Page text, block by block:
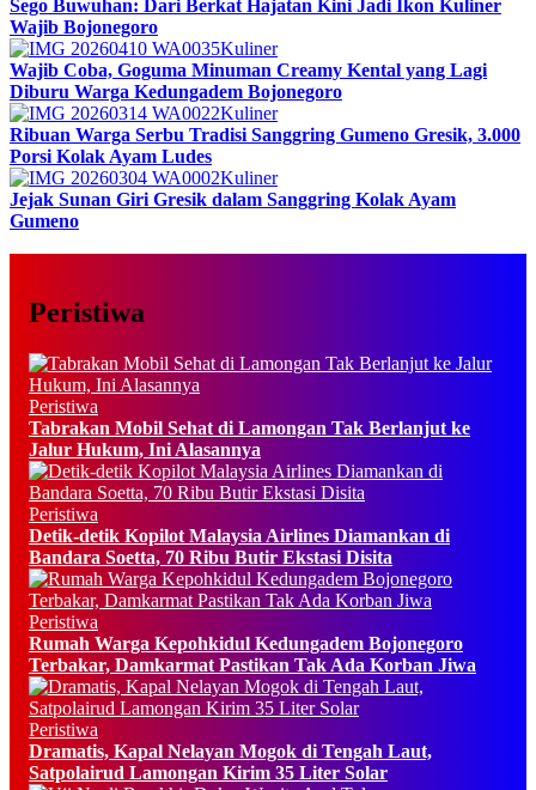
Sego Buwuhan: Dari Berkat Hajatan Kini Jadi Ikon Kuliner
Wajib Bojonegoro
Kuliner
Wajib Coba, Goguma Minuman Creamy Kental yang Lagi
Diburu Warga Kedungadem Bojonegoro
Kuliner
Ribuan Warga Serbu Tradisi Sanggring Gumeno Gresik, 3.000
Porsi Kolak Ayam Ludes
Kuliner
Jejak Sunan Giri Gresik dalam Sanggring Kolak Ayam
Gumeno
Peristiwa
Peristiwa
Tabrakan Mobil Sehat di Lamongan Tak Berlanjut ke
Jalur Hukum, Ini Alasannya
Peristiwa
Detik-detik Kopilot Malaysia Airlines Diamankan di
Bandara Soetta, 70 Ribu Butir Ekstasi Disita
Peristiwa
Rumah Warga Kepohkidul Kedungadem Bojonegoro
Terbakar, Damkarmat Pastikan Tak Ada Korban Jiwa
Peristiwa
Dramatis, Kapal Nelayan Mogok di Tengah Laut,
Satpolairud Lamongan Kirim 35 Liter Solar